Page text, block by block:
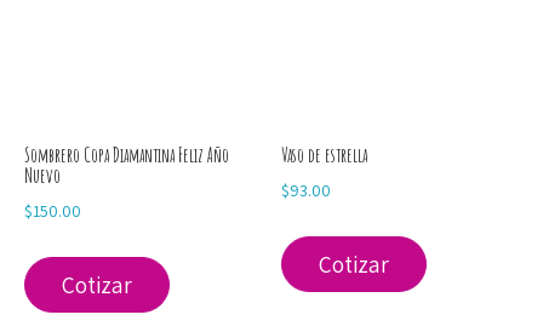
Sombrero Copa Diamantina Feliz Año
Nuevo
$150.00
Cotizar
Vaso de estrella
$93.00
Cotizar